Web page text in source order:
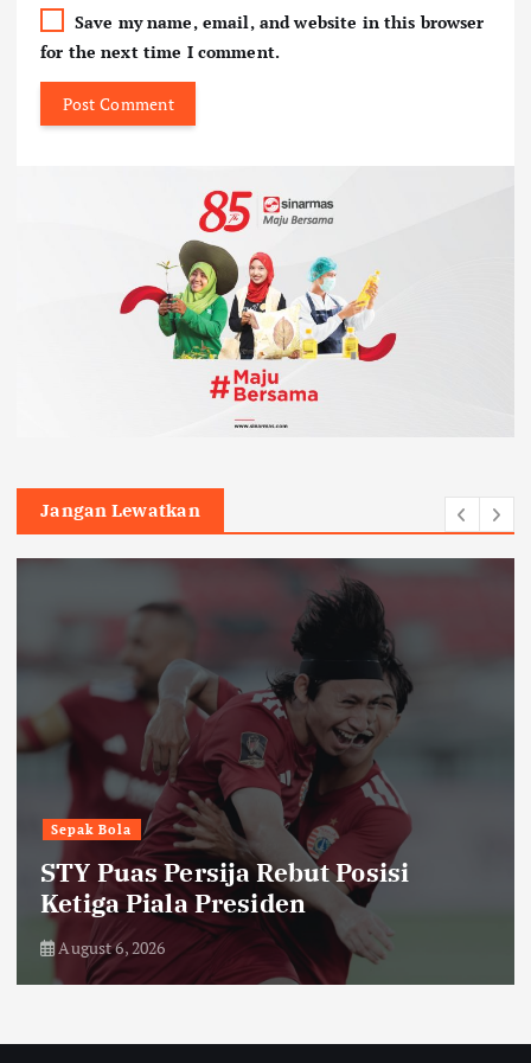
Save my name, email, and website in this browser
for the next time I comment.
Jangan Lewatkan
Headline Humaniora
Kepala SPPG Jayapura Resmi
Dicopot usai Insiden Keracunan
Menu MBG
August 6, 2026